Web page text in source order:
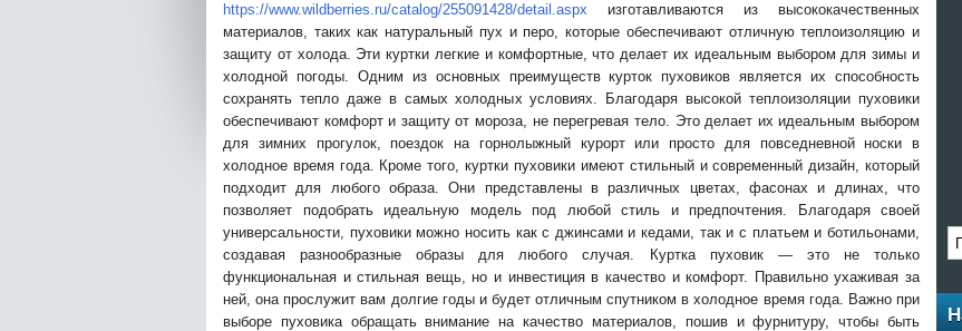
https://www.wildberries.ru/catalog/255091428/detail.aspx изготавливаются из высококачественных
материалов, таких как натуральный пух и перо, которые обеспечивают отличную теплоизоляцию и
защиту от холода. Эти куртки легкие и комфортные, что делает их идеальным выбором для зимы и
холодной погоды. Одним из основных преимуществ курток пуховиков является их способность
сохранять тепло даже в самых холодных условиях. Благодаря высокой теплоизоляции пуховики
обеспечивают комфорт и защиту от мороза, не перегревая тело. Это делает их идеальным выбором
для зимних прогулок, поездок на горнолыжный курорт или просто для повседневной носки в
холодное время года. Кроме того, куртки пуховики имеют стильный и современный дизайн, который
подходит для любого образа. Они представлены в различных цветах, фасонах и длинах, что
позволяет подобрать идеальную модель под любой стиль и предпочтения. Благодаря своей
универсальности, пуховики можно носить как с джинсами и кедами, так и с платьем и ботильонами,
создавая разнообразные образы для любого случая. Куртка пуховик — это не только
функциональная и стильная вещь, но и инвестиция в качество и комфорт. Правильно ухаживая за
ней, она прослужит вам долгие годы и будет отличным спутником в холодное время года. Важно при
выборе пуховика обращать внимание на качество материалов, пошив и фурнитуру, чтобы быть